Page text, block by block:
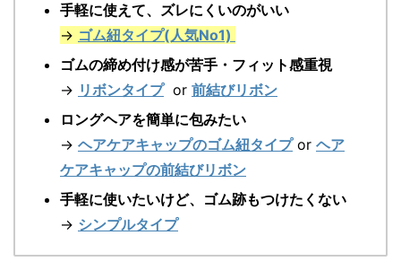
手軽に使えて、ズレにくいのがいい
→ ゴム紐タイプ(人気No1)
ゴムの締め付け感が苦手・フィット感重視
→ リボンタイプor 前結びリボン
ロングヘアを簡単に包みたい
→ ヘアケアキャップのゴム紐タイプor ヘア
ケアキャップの前結びリボン
手軽に使いたいけど、ゴム跡もつけたくない
→ シンプルタイプ